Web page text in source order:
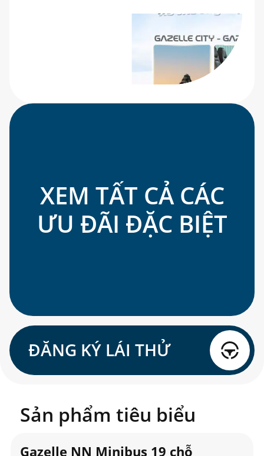
XEM TẤT CẢ CÁC
ƯU ĐÃI ĐẶC BIỆT
ĐĂNG KÝ LÁI THỬ
Sản phẩm tiêu biểu
Gazelle NN Minibus 19 chỗ